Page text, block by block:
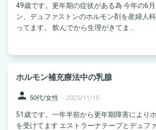
49歳です。更年期の症状がある為 今年の6
ン、デュファストンのホルモン剤を産婦人
ってます。 飲んでから生理がきてま...
ホルモン補充療法中の乳腺
person 50代/女性 - 2025/11/15
51歳です。一年半前から更年期障害により
を受けてます エストラーナテープとデュフ